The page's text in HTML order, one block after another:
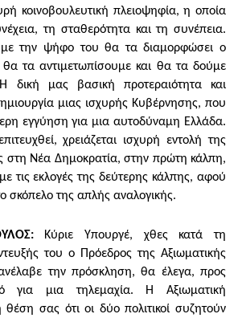
κοινοβουλευτική πλειοψηφία, η οποία
τη σταθερότητα και τη συνέπεια.
την ψήφο του θα τα διαμορφώσει ο
θα τα αντιμετωπίσουμε και θα τα δούμε
μας βασική προτεραιότητα και
μιας ισχυρής Κυβέρνησης, που
εγγύηση για μια αυτοδύναμη Ελλάδα.
χρειάζεται ισχυρή εντολή της
στη Νέα Δημοκρατία, στην πρώτη κάλπη,
τις εκλογές της δεύτερης κάλπης, αφού
σκόπελο της απλής αναλογικής.
Κύριε Υπουργέ, χθες κατά τη
του ο Πρόεδρος της Αξιωματικής
την πρόσκληση, θα έλεγα, προς
για μια τηλεμαχία. Η Αξιωματική
θέση σας ότι οι δύο πολιτικοί συζητούν